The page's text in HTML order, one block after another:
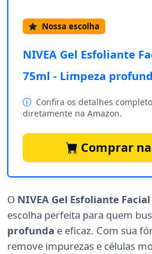
Nossa escolha
NIVEA Gel Esfoliante
75ml - Limpeza
Confira os detalhes
diretamente na Amazon.
Comprar
O NIVEA Gel Esfoliante
escolha perfeita para quem
profunda e eficaz. Com sua
remove impurezas e células